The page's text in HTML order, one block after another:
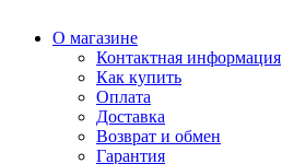
О магазине
Контактная информация
Как купить
Оплата
Доставка
Возврат и обмен
Гарантия